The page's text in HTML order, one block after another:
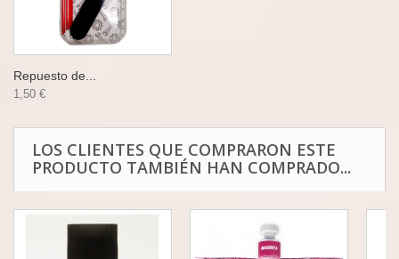
Repuesto de...
1,50 €
LOS CLIENTES QUE COMPRARON ESTE
PRODUCTO TAMBIÉN HAN COMPRADO...